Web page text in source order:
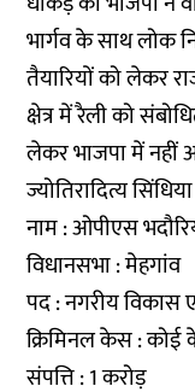
भार्गव के साथ लोक
तैयारियों को लेकर
क्षेत्र में रैली को
लेकर भाजपा में नहीं
ज्योतिरादित्य
नाम : ओपीएस
विधानसभा : मेहगांव
पद : नगरीय विकास
क्रिमिनल केस : कोई
संपत्ति : 1 करोड़